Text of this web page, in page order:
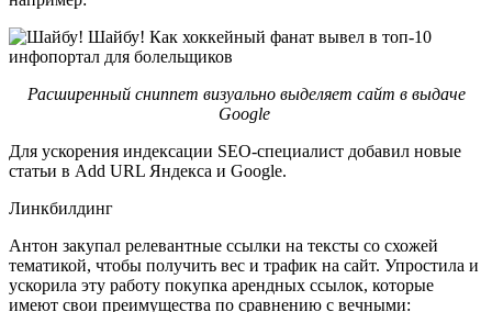
Расширенный сниппет визуально выделяет сайт в выдаче
Google
Для ускорения индексации SEO-специалист добавил новые
статьи в Add URL Яндекса и Google.
Линкбилдинг
Антон закупал релевантные ссылки на тексты со схожей
тематикой, чтобы получить вес и трафик на сайт. Упростила и
ускорила эту работу покупка арендных ссылок, которые
имеют свои преимущества по сравнению с вечными: